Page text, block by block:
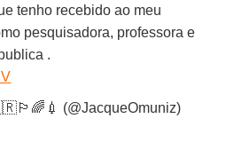
tenho recebido ao meu
pesquisadora, professora e
.
(@JacqueOmuniz)